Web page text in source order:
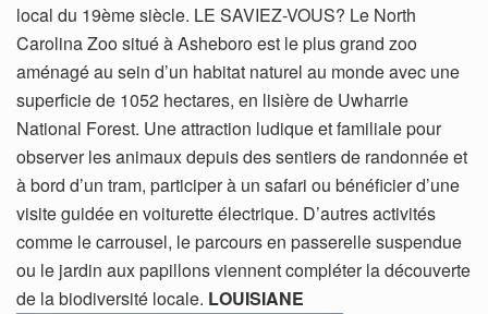
local du 19ème siècle. LE SAVIEZ-VOUS? Le North
Carolina Zoo situé à Asheboro est le plus grand zoo
aménagé au sein d’un habitat naturel au monde avec une
superficie de 1052 hectares, en lisière de Uwharrie
National Forest. Une attraction ludique et familiale pour
observer les animaux depuis des sentiers de randonnée et
à bord d’un tram, participer à un safari ou bénéficier d’une
visite guidée en voiturette électrique. D’autres activités
comme le carrousel, le parcours en passerelle suspendue
ou le jardin aux papillons viennent compléter la découverte
de la biodiversité locale. LOUISIANE